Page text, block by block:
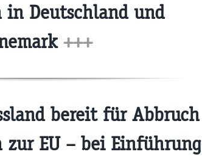
in Deutschland und
+++
bereit für Abbruch
zur EU – bei Einführung